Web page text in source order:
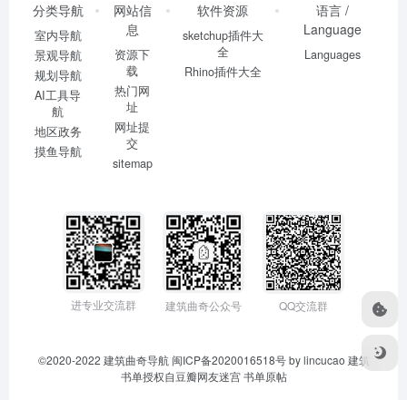
分类导航
室内导航
景观导航
规划导航
AI工具导
航
地区政务
摸鱼导航
网站信
息
资源下
载
热门网
址
网址提
交
sitemap
软件资源
sketchup插件大
全
Rhino插件大全
语言 /
Language
Languages
进专业交流群 建筑曲奇公众号 QQ交流群
©2020-2022 建筑曲奇导航 闽ICP备2020016518号by lincucao 建筑
书单授权自豆瓣网友迷宫书单原帖